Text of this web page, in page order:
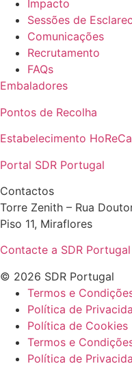
Impacto
Sessões de
Comunicações
Recrutamento
FAQs
Embaladores
Pontos de Recolha
Estabelecimento HoReCa
Portal SDR Portugal
Contactos
Torre Zenith – Rua
Piso 11, Miraflores
Contacte a SDR Portugal
© 2026 SDR Portugal
Termos e
Política de
Política de Cookies
Termos e
Política de